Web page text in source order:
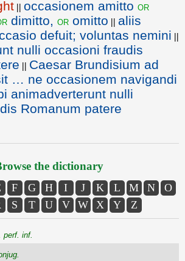
|| occasionem amitto or
dimitto, or omitto || aliis
defuit; voluntas nemini ||
nulli occasioni fraudis
|| Caesar Brundisium ad
… ne occasionem navigandi
animadverterunt nulli
Romanum patere
the dictionary
F G H I J K L M N
O
S T U V W X Y Z
perf. inf.